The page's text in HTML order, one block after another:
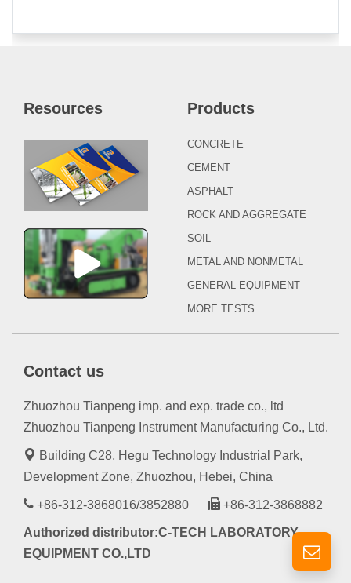
Resources Products
CONCRETE
CEMENT
ASPHALT
ROCK AND AGGREGATE
SOIL
METAL AND NONMETAL
GENERAL EQUIPMENT
MORE TESTS
Contact us
Zhuozhou Tianpeng imp. and exp. trade co., ltd
Zhuozhou Tianpeng Instrument Manufacturing Co., Ltd.
Building C28, Hegu Technology Industrial Park,
Development Zone, Zhuozhou, Hebei, China
+86-312-3868016/3852880 +86-312-3868882
Authorized distributor:C-TECH LABORATORY
EQUIPMENT CO.,LTD